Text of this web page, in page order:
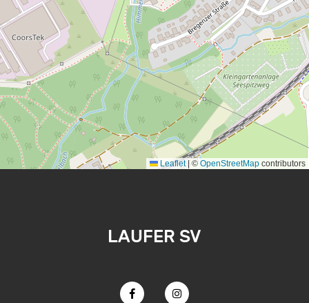
Leaflet |© OpenStreetMap contributors
LAUFER SV